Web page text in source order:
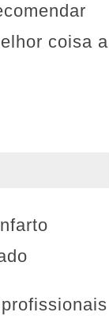
coisa a